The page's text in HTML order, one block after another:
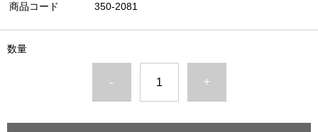
商品コード
350-2081
数量
- +